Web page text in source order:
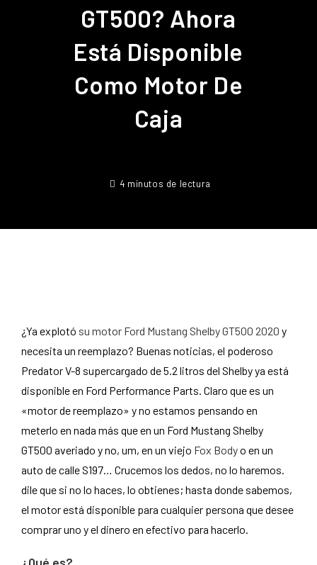
GT500? Ahora
Está Disponible
Como Motor De
Caja
4 minutos de lectura
¿Ya explotó su motor Ford Mustang Shelby GT500 2020 y
necesita un reemplazo? Buenas noticias, el poderoso
Predator V-8 supercargado de 5.2 litros del Shelby ya está
disponible en Ford Performance Parts. Claro que es un
«motor de reemplazo» y no estamos pensando en
meterlo en nada más que en un Ford Mustang Shelby
GT500 averiado y no, um, en un viejo Fox Bodyo en un
auto de calle S197… Crucemos los dedos, no lo haremos.
dile que si no lo haces, lo obtienes; hasta donde sabemos,
el motor está disponible para cualquier persona que desee
comprar uno y el dinero en efectivo para hacerlo.